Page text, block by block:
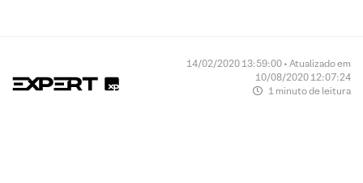
14/02/2020 13:59:00 • Atualizado em
10/08/2020 12:07:24
1 minuto de leitura